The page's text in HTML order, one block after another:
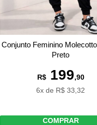
Conjunto Feminino
Preto
R$199,90
6x de R$ 33,32
COMPRAR